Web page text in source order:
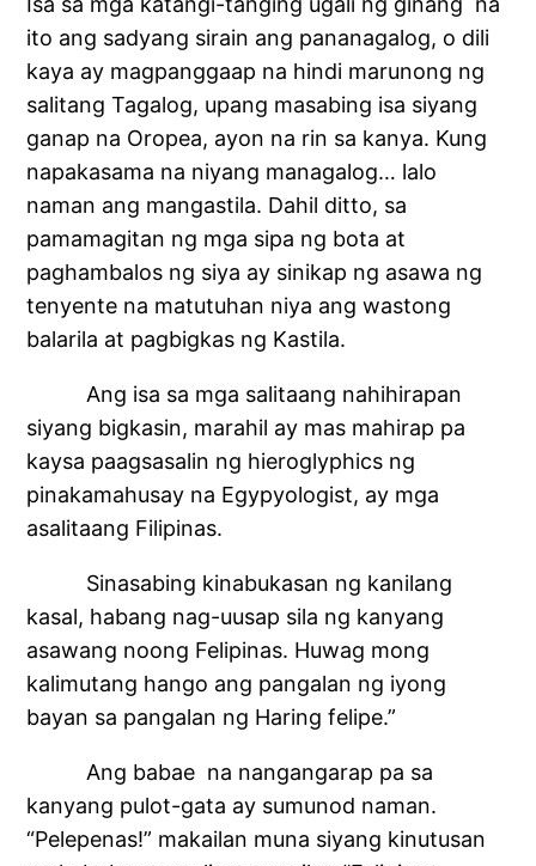
ito ang sadyang sirain ang pananagalog, o dili
kaya ay magpanggaap na hindi marunong ng
salitang Tagalog, upang masabing isa siyang
ganap na Oropea, ayon na rin sa kanya. Kung
napakasama na niyang managalog… lalo
naman ang mangastila. Dahil ditto, sa
pamamagitan ng mga sipa ng bota at
paghambalos ng siya ay sinikap ng asawa ng
tenyente na matutuhan niya ang wastong
balarila at pagbigkas ng Kastila.
Ang isa sa mga salitaang nahihirapan
siyang bigkasin, marahil ay mas mahirap pa
kaysa paagsasalin ng hieroglyphics ng
pinakamahusay na Egypyologist, ay mga
asalitaang Filipinas.
Sinasabing kinabukasan ng kanilang
kasal, habang nag-uusap sila ng kanyang
asawang noong Felipinas. Huwag mong
kalimutang hango ang pangalan ng iyong
bayan sa pangalan ng Haring felipe.”
Ang babae na nangangarap pa sa
kanyang pulot-gata ay sumunod naman.
“Pelepenas!” makailan muna siyang kinutusan